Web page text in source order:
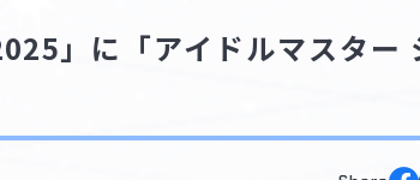
閲覧履歴
マイス
」に「アイドルマスター